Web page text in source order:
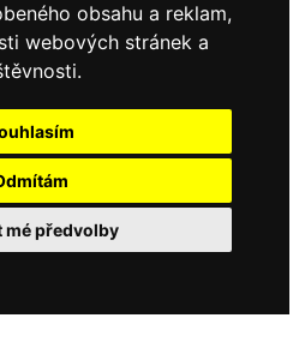
obsahu a reklam,
webových stránek a
mé předvolby